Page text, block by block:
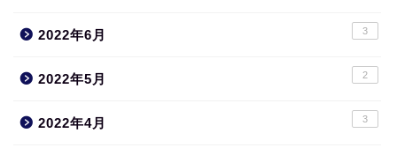
2022年6月 3
2022年5月 2
2022年4月 3